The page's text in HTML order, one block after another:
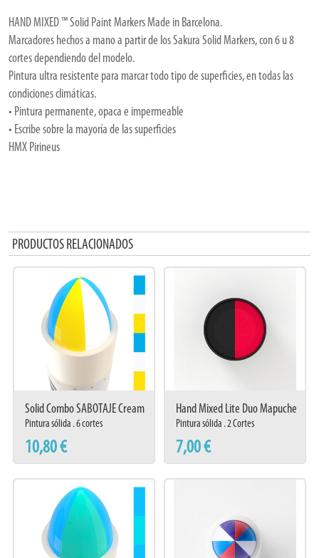
HAND MIXED ™ Solid Paint Markers Made in Barcelona.
Marcadores hechos a mano a partir de los Sakura Solid Markers, con 6 u 8
cortes dependiendo del modelo.
Pintura ultra resistente para marcar todo tipo de superficies, en todas las
condiciones climáticas.
• Pintura permanente, opaca e impermeable
• Escribe sobre la mayoría de las superficies
HMX Pirineus
PRODUCTOS RELACIONADOS
Solid Combo SABOTAJE Cream
641
Pintura sólida . 6 cortes
10,80 €
Hand Mixed Lite Duo Mapuche
Pintura sólida . 2 Cortes
7,00 €